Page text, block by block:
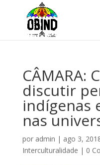
CÂMARA:
discutir
indígenas
nas
por admin | ago 3,
Interculturalidade | 0